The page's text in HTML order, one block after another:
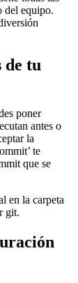
del equipo.
de tu
poner
antes o
la
te
que se
en la carpeta
git.